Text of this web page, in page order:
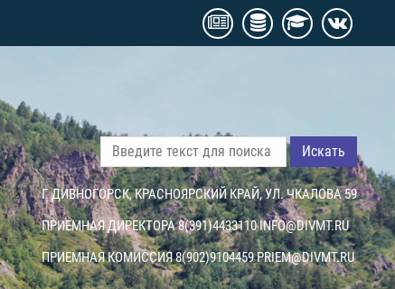
Искать
Г. ДИВНОГОРСК, КРАСНОЯРСКИЙ КРАЙ, УЛ. ЧКАЛОВА 59
ПРИЕМНАЯ ДИРЕКТОРА 8(391)4433110INFO@DIVMT.RU
ПРИЕМНАЯ КОМИССИЯ 8(902)9104459PRIEM@DIVMT.RU